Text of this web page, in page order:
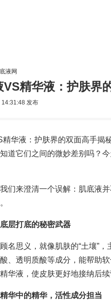
液网
VS精华液：护肤界
发布
精华液：护肤界的双面高手揭
道它们之间的微妙差别吗？
们来澄清一个误解：肌底液
层打底的秘密武器
名思义，就像肌肤的“土壤”
、透明质酸等成分，能帮助
华液，使皮肤更好地接纳后续
华中的精华，活性成分担当